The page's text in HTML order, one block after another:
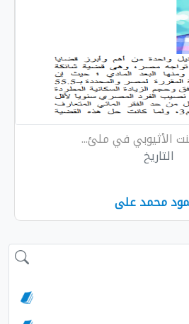
في ملئ...
على